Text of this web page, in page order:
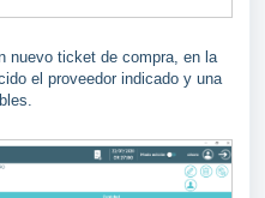
nuevo ticket de compra, en la
el proveedor indicado y una